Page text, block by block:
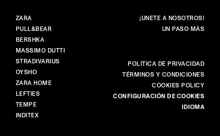
MARCAS
ZARA
PULL&BEAR
BERSHKA
MASSIMO DUTTI
STRADIVARIUS
OYSHO
ZARA HOME
LEFTIES
TEMPE
INDITEX
PRINCIPAL
¡ÚNETE A NOSOTROS!
UN PASO MÁS
MÁSPOLÍTICA DE PRIVACIDAD
TÉRMINOS Y CONDICIONES
COOKIES POLICY
CONFIGURACIÓN DE COOKIES
IDIOMA